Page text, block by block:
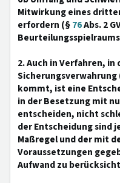
Mitwirkung eines
erfordern (§76Abs. 2
2. Auch in Verfahren,
Sicherungsverwahrung
kommt, ist eine
in der Besetzung mit
entscheiden, nicht
der Entscheidung sind
Maßregel und der mit
Voraussetzungen
Aufwand zu